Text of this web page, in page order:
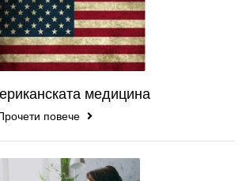
медицина
повече